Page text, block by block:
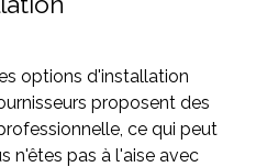
options d'installation
proposent des
ce qui peut
n'êtes pas à l'aise avec